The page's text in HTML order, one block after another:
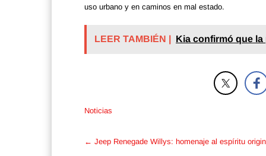
uso urbano y en caminos en mal estado.
LEER TAMBIÉN | Kia confirmó que la
Noticias
Post
← Jeep Renegade Willys: homenaje al espíritu